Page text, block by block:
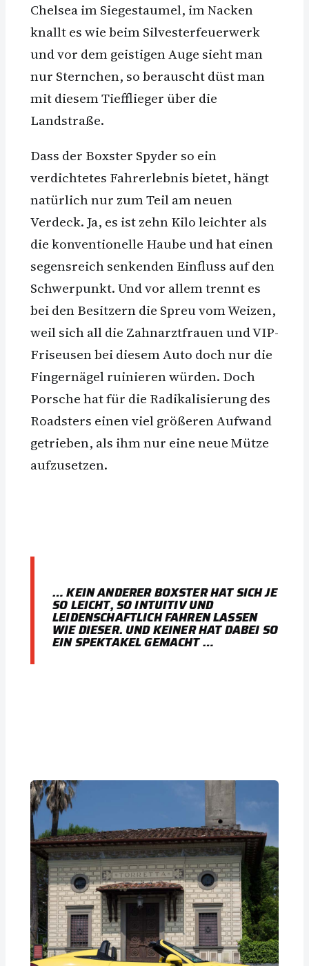
Chelsea im Siegestaumel, im Nacken
knallt es wie beim Silvesterfeuerwerk
und vor dem geistigen Auge sieht man
nur Sternchen, so berauscht düst man
mit diesem Tiefflieger über die
Landstraße.
Dass der Boxster Spyder so ein
verdichtetes Fahrerlebnis bietet, hängt
natürlich nur zum Teil am neuen
Verdeck. Ja, es ist zehn Kilo leichter als
die konventionelle Haube und hat einen
segensreich senkenden Einfluss auf den
Schwerpunkt. Und vor allem trennt es
bei den Besitzern die Spreu vom Weizen,
weil sich all die Zahnarztfrauen und VIP-
Friseusen bei diesem Auto doch nur die
Fingernägel ruinieren würden. Doch
Porsche hat für die Radikalisierung des
Roadsters einen viel größeren Aufwand
getrieben, als ihm nur eine neue Mütze
aufzusetzen.
… KEIN ANDERER BOXSTER HAT SICH JE
SO LEICHT, SO INTUITIV UND
LEIDENSCHAFTLICH FAHREN LASSEN
WIE DIESER. UND KEINER HAT DABEI SO
EIN SPEKTAKEL GEMACHT …